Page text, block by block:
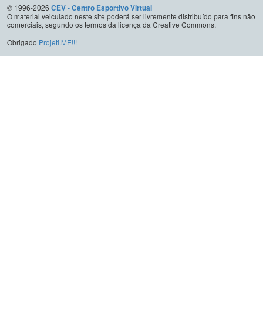
© 1996-2026 CEV - Centro Esportivo Virtual
O material veiculado neste site poderá ser livremente distribuído para fins não
comerciais, segundo os termos da licença da Creative Commons.
Obrigado Projeti.ME!!!